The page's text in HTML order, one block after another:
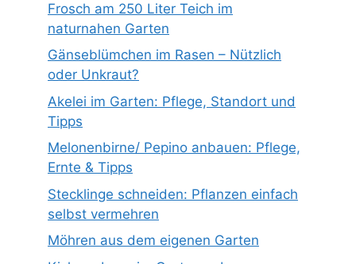
Frosch am 250 Liter Teich im
naturnahen Garten
Gänseblümchen im Rasen – Nützlich
oder Unkraut?
Akelei im Garten: Pflege, Standort und
Tipps
Melonenbirne/ Pepino anbauen: Pflege,
Ernte & Tipps
Stecklinge schneiden: Pflanzen einfach
selbst vermehren
Möhren aus dem eigenen Garten